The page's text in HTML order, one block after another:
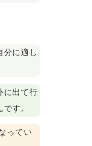
分に適し
に出て行
す。
ってい